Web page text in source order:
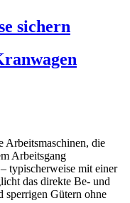
sichern
die
Arbeitsgang
typischerweise mit einer
das direkte Be- und
sperrigen Gütern ohne